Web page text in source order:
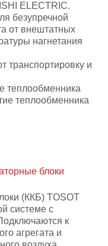
ELECTRIC.
безупречной
от внештатных
нагнетания
транспортировку и
теплообменника
теплообменника
(ККБ) TOSOT
системе с
к
агрегата и